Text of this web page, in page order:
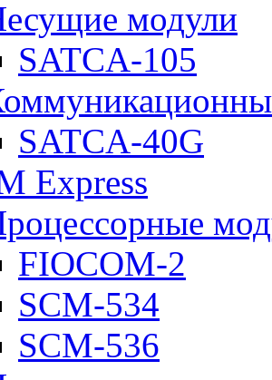
модули
SATCA-105
SATCA-40G
Express
FIOCOM-2
SCM-534
SCM-536